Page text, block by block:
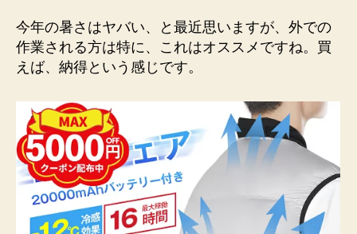
今年の暑さはヤバい、と最近思いますが、外での
作業される方は特に、これはオススメですね。買
えば、納得という感じです。